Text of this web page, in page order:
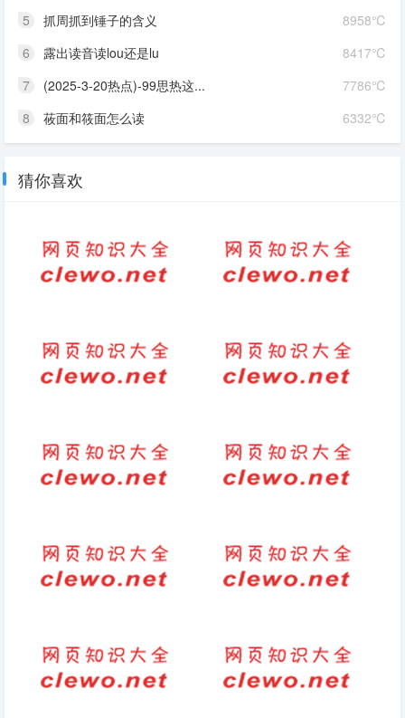
8958℃
5
抓周抓到锤子的含义
8417℃
6
露出读音读lou还是lu
7786℃
7
(2025-3-20热点)-99思热这...
6332℃
8 莜面和筱面怎么读
猜你喜欢